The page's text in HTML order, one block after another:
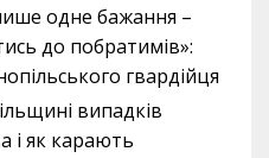
одне бажання –
до побратимів»:
гвардійця
випадків
і як карають